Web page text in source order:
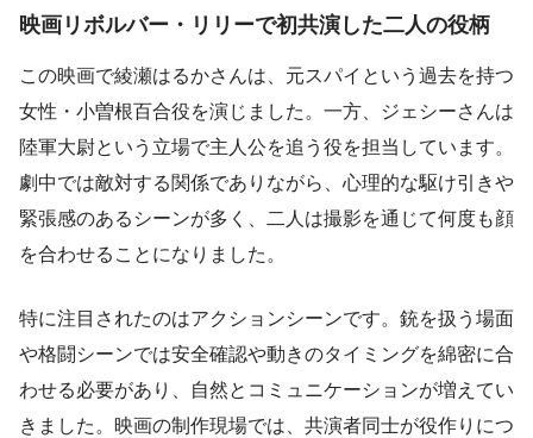
映画リボルバー・リリーで初共演した二人の役柄
この映画で綾瀬はるかさんは、元スパイという過去を持つ
女性・小曽根百合役を演じました。一方、ジェシーさんは
陸軍大尉という立場で主人公を追う役を担当しています。
劇中では敵対する関係でありながら、心理的な駆け引きや
緊張感のあるシーンが多く、二人は撮影を通じて何度も顔
を合わせることになりました。
特に注目されたのはアクションシーンです。銃を扱う場面
や格闘シーンでは安全確認や動きのタイミングを綿密に合
わせる必要があり、自然とコミュニケーションが増えてい
きました。映画の制作現場では、共演者同士が役作りにつ